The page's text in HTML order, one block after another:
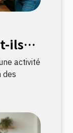
ils
activité
des